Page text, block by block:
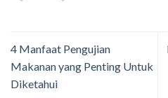
4 Manfaat Pengujian
Makanan yang Penting Untuk
Diketahui